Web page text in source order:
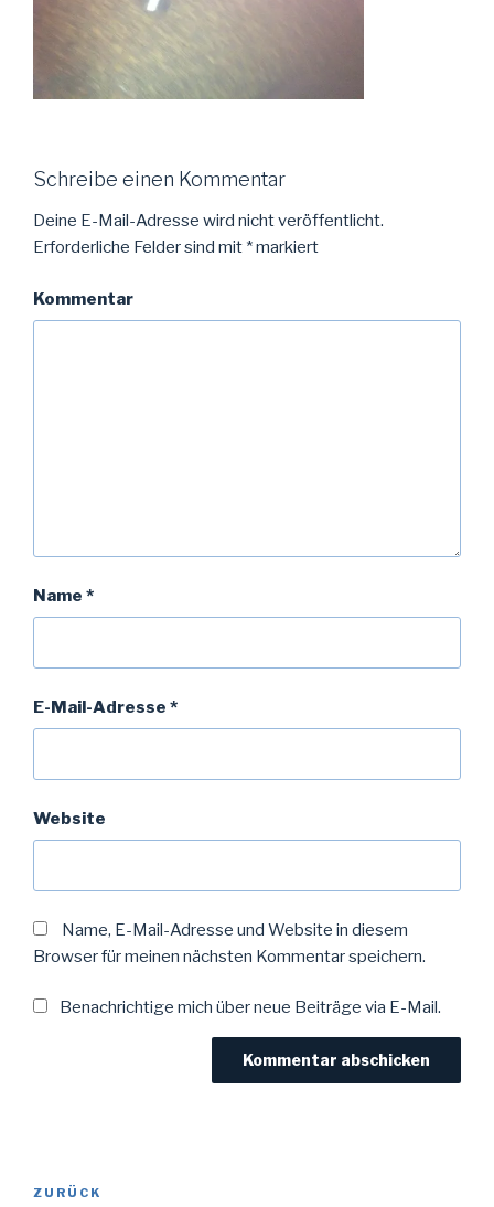
Schreibe einen Kommentar
Deine E-Mail-Adresse wird nicht veröffentlicht.
Erforderliche Felder sind mit *markiert
Kommentar
Name *
E-Mail-Adresse *
Website
Name, E-Mail-Adresse und Website in diesem
Browser für meinen nächsten Kommentar speichern.
Benachrichtige mich über neue Beiträge via E-Mail.
Beitragsnavigation
Vorheriger
ZURÜCK